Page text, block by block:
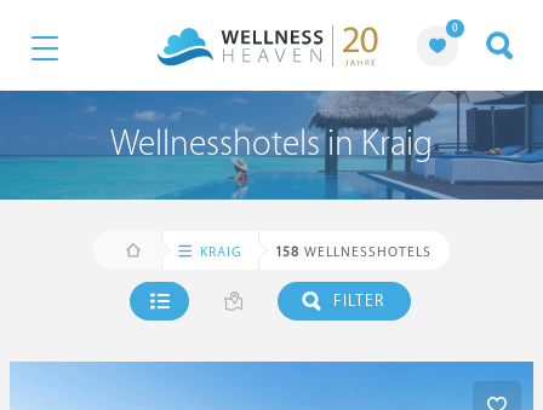
0
Wellnesshotels in Kraig
KRAIG 158 WELLNESSHOTELS
FILTER